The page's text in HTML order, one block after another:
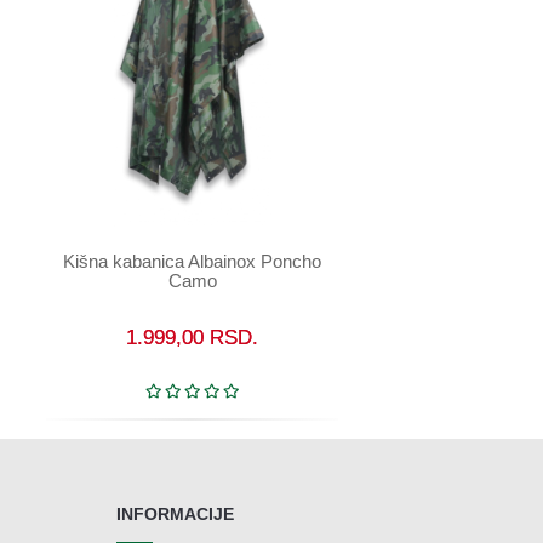
U korpu
Kišna kabanica Albainox Poncho
Camo
1.999,00 RSD.
INFORMACIJE